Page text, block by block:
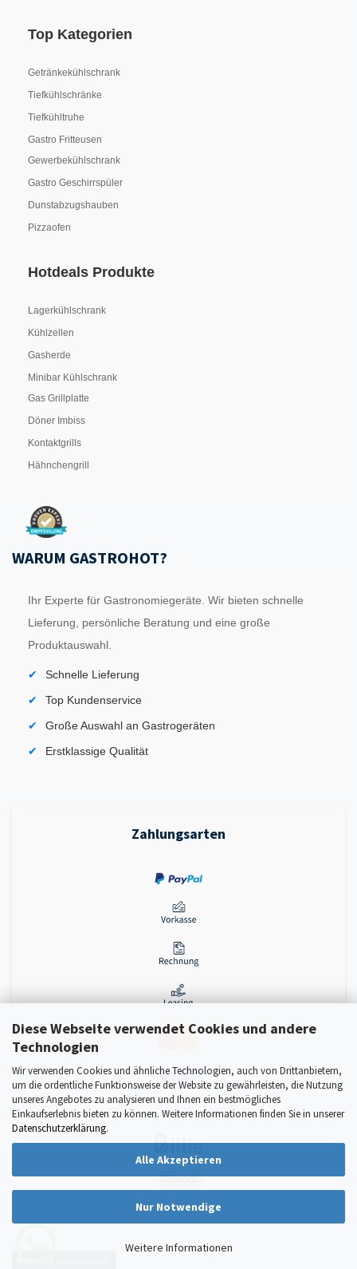
Diese Webseite verwendet Cookies und andere
Technologien
Wir verwenden Cookies und ähnliche Technologien, auch von Drittanbietern,
um die ordentliche Funktionsweise der Website zu gewährleisten, die Nutzung
unseres Angebotes zu analysieren und Ihnen ein bestmögliches
Einkaufserlebnis bieten zu können. Weitere Informationen finden Sie in unserer
Datenschutzerklärung.
Alle Akzeptieren
Nur Notwendige
Weitere Informationen
Top Kategorien
Getränkekühlschrank
Tiefkühlschränke
Tiefkühltruhe
Gastro Fritteusen
Gewerbekühlschrank
Gastro Geschirrspüler
Dunstabzugshauben
Pizzaofen
Hotdeals Produkte
Lagerkühlschrank
Kühlzellen
Gasherde
Minibar Kühlschrank
Gas Grillplatte
Döner Imbiss
Kontaktgrills
Hähnchengrill
WARUM GASTROHOT?
Ihr Experte für Gastronomiegeräte. Wir bieten schnelle
Lieferung, persönliche Beratung und eine große
Produktauswahl.
Schnelle Lieferung
Top Kundenservice
Große Auswahl an Gastrogeräten
Erstklassige Qualität
Zahlungsarten